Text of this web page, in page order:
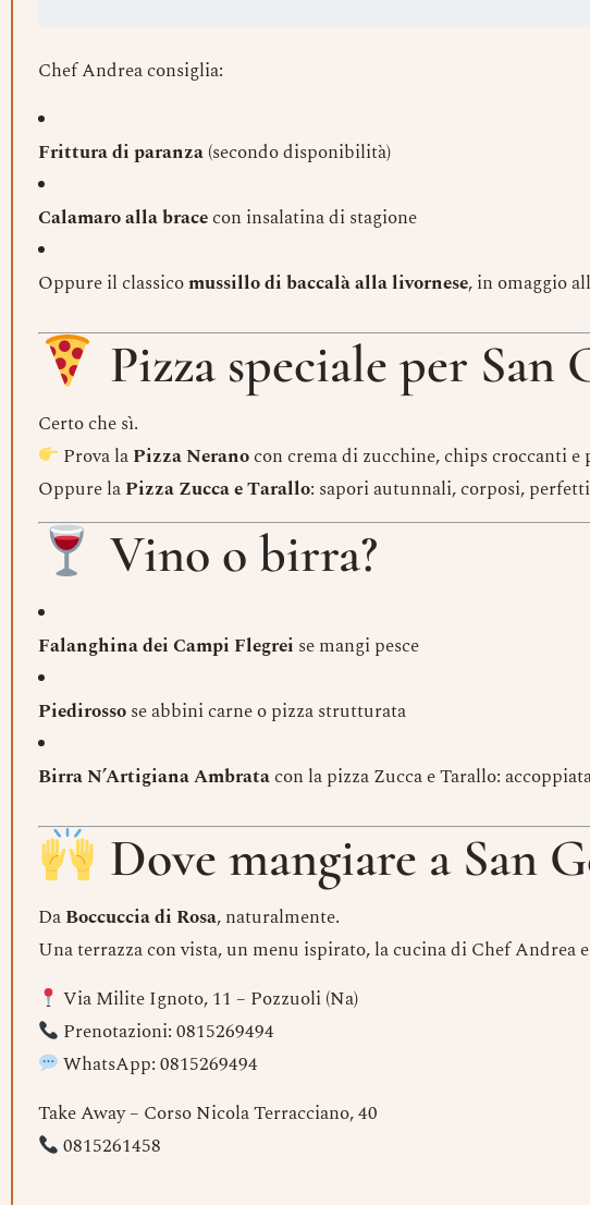
Chef Andrea consiglia:
Frittura di paranza(secondo disponibilità)
Calamaro alla bracecon insalatina di stagione
Oppure il classicomussillo di baccalà alla livornese, in omaggio
Pizza speciale per San
Certo che sì.
Prova laPizza Neranocon crema di zucchine, chips croccanti e
Oppure laPizza Zucca e Tarallo: sapori autunnali, corposi,
Vino o birra?
Falanghina dei Campi Flegrei se mangi pesce
Piedirossose abbini carne o pizza strutturata
Birra N’Artigiana Ambratacon la pizza Zucca e Tarallo:
Dove mangiare a San
DaBoccuccia di Rosa, naturalmente.
Una terrazza con vista, un menu ispirato, la cucina di Chef Andrea
Via Milite Ignoto, 11 – Pozzuoli (Na)
Prenotazioni: 0815269494
WhatsApp: 0815269494
Take Away – Corso Nicola Terracciano, 40
0815261458